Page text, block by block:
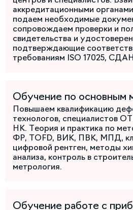
аккредитационными
подаем необходимые
сопровождаем проверки и
свидетельства и
подтверждающие
требованиям ISO 17025,
Обучение по основным
Повышаем квалификацию
технологов, специалистов
НК. Теория и практика по
ФР, TOFD, ВИК, ПВК, МПД,
цифровой рентген, методы
анализа, контроль в
метрология.
Обучение работе с